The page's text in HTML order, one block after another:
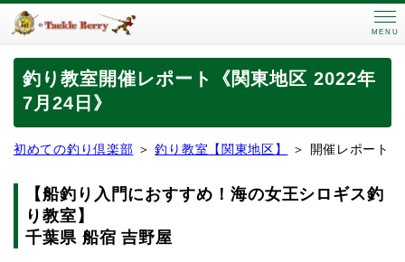
MENU
釣り教室開催レポート《関東地区 2022年
7月24日》
初めての釣り倶楽部 ＞釣り教室【関東地区】 ＞ 開催レポート
【船釣り入門におすすめ！海の女王シロギス釣
り教室 】
千葉県 船宿 吉野屋